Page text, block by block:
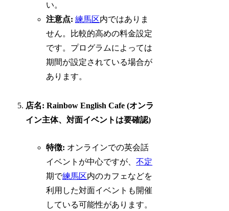
い。
注意点: 練馬区内ではありま
せん。比較的高めの料金設定
です。プログラムによっては
期間が設定されている場合が
あります。
店名: Rainbow English Cafe (オンラ
イン主体、対面イベントは要確認)
特徴: オンラインでの英会話
イベントが中心ですが、不定
期で練馬区内のカフェなどを
利用した対面イベントも開催
している可能性があります。